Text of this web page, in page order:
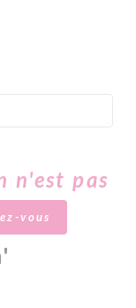
n'est pas
vous